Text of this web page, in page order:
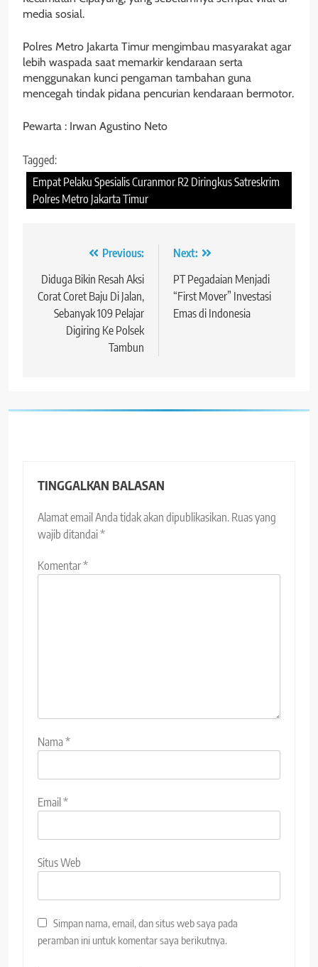
media sosial.
Polres Metro Jakarta Timur mengimbau masyarakat agar
lebih waspada saat memarkir kendaraan serta
menggunakan kunci pengaman tambahan guna
mencegah tindak pidana pencurian kendaraan bermotor.
Pewarta : Irwan Agustino Neto
Tagged:
Empat Pelaku Spesialis Curanmor R2 Diringkus Satreskrim
Polres Metro Jakarta Timur
Navigasi
pos
Previous:
Diduga Bikin Resah Aksi
Corat Coret Baju Di Jalan,
Sebanyak 109 Pelajar
Digiring Ke Polsek
Tambun
Next:
PT Pegadaian Menjadi
“First Mover” Investasi
Emas di Indonesia
TINGGALKAN BALASAN
Alamat email Anda tidak akan dipublikasikan. Ruas yang
wajib ditandai*
Komentar*
Nama*
Email*
Situs Web
Simpan nama, email, dan situs web saya pada
peramban ini untuk komentar saya berikutnya.